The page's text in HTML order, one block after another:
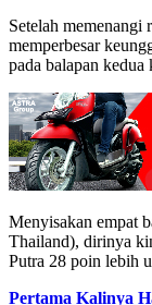
Setelah memenangi
memperbesar
pada balapan kedua
Menyisakan empat
Thailand), dirinya
Putra 28 poin lebih
Pertama Kalinya